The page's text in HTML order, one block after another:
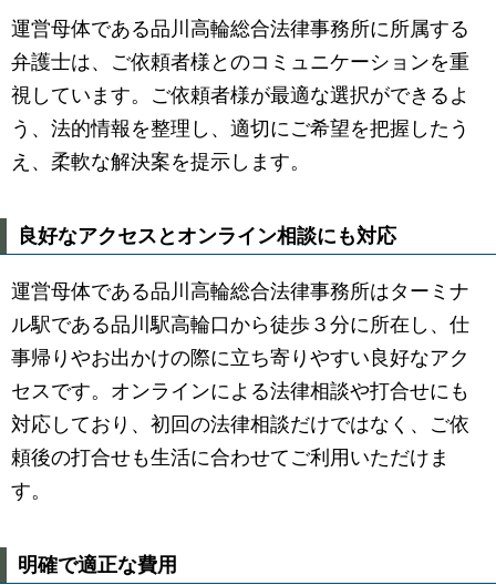
運営母体である品川高輪総合法律事務所に所属する
弁護士は、ご依頼者様とのコミュニケーションを重
視しています。ご依頼者様が最適な選択ができるよ
う、法的情報を整理し、適切にご希望を把握したう
え、柔軟な解決案を提示します。
良好なアクセスとオンライン相談にも対応
運営母体である品川高輪総合法律事務所はターミナ
ル駅である品川駅高輪口から徒歩３分に所在し、仕
事帰りやお出かけの際に立ち寄りやすい良好なアク
セスです。オンラインによる法律相談や打合せにも
対応しており、初回の法律相談だけではなく、ご依
頼後の打合せも生活に合わせてご利用いただけま
す。
明確で適正な費用